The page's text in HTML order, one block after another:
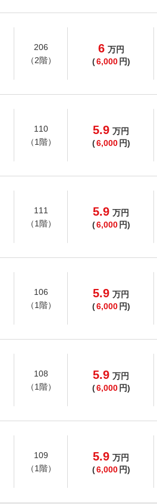
206
（2階）
6 万円
(6,000 円)
110
（1階）
5.9 万円
(6,000 円)
111
（1階）
5.9 万円
(6,000 円)
106
（1階）
5.9 万円
(6,000 円)
108
（1階）
5.9 万円
(6,000 円)
109
（1階）
5.9 万円
(6,000 円)